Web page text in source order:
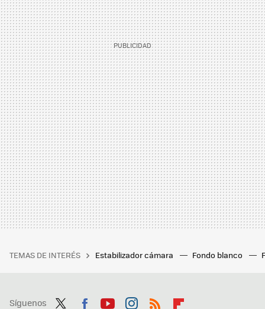
TEMAS DE INTERÉS Estabilizador cámara Fondo blanco
Síguenos